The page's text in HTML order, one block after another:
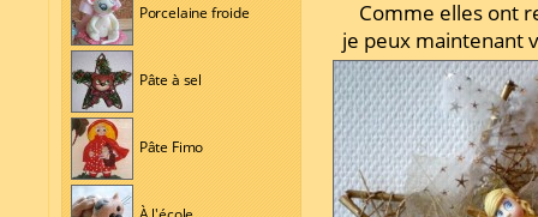
Porcelaine froide
Pâte à sel
Pâte Fimo
Comme elles ont
je peux maintenant